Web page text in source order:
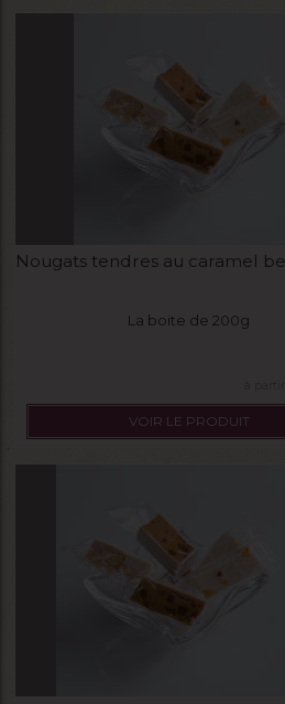
Nougats tendres au caramel
La boite de 200g
VOIR LE PRODUIT